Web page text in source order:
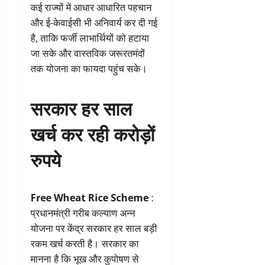
कई राज्यों में आधार आधारित पहचान
और ई-केवाईसी भी अनिवार्य कर दी गई
है, ताकि फर्जी लाभार्थियों को हटाया
जा सके और वास्तविक जरूरतमंदों
तक योजना का फायदा पहुंच सके।
सरकार हर साल
खर्च कर रही करोड़ों
रुपये
Free Wheat Rice Scheme :
प्रधानमंत्री गरीब कल्याण अन्न
योजना पर केंद्र सरकार हर साल बड़ी
रकम खर्च करती है। सरकार का
मानना है कि भूख और कुपोषण से